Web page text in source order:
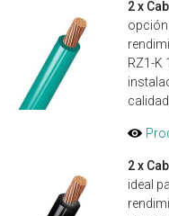
2 x
opción
RZ1-K
2 x
ideal